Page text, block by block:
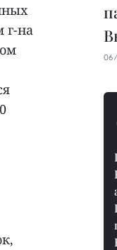
г-на